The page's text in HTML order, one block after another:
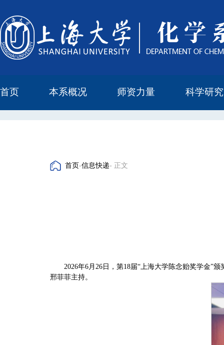
首页 本系概况 师资力量 科学研究
首页-信息快递- 正文
2026年6月26日，第18届“上海大学陈念贻奖学金”
邢菲菲主持。